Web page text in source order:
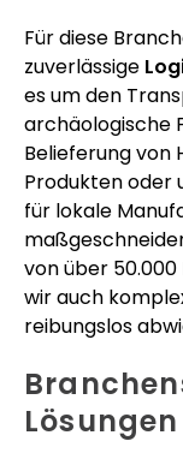
Für diese
zuverlässige
es um den
archäologische
Belieferung von
Produkten oder
für lokale
von über 50.000
wir auch
reibungslos
Lösungen